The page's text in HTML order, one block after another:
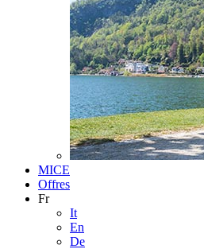
MICE
Offres
Fr
It
En
De